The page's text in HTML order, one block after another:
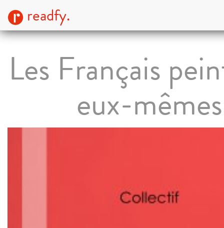
readfy.
Les Français
eux-mêmes